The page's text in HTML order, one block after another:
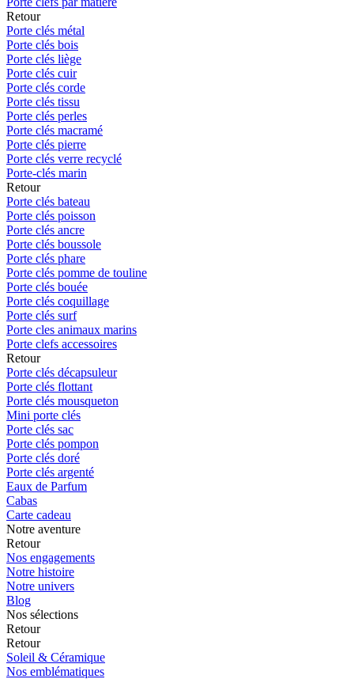
Retour
Porte clés métal
Porte clés bois
Porte clés liège
Porte clés cuir
Porte clés corde
Porte clés tissu
Porte clés perles
Porte clés macramé
Porte clés pierre
Porte clés verre recyclé
Porte-clés marin
Retour
Porte clés bateau
Porte clés poisson
Porte clés ancre
Porte clés boussole
Porte clés phare
Porte clés pomme de touline
Porte clés bouée
Porte clés coquillage
Porte clés surf
Porte cles animaux marins
Porte clefs accessoires
Retour
Porte clés décapsuleur
Porte clés flottant
Porte clés mousqueton
Mini porte clés
Porte clés sac
Porte clés pompon
Porte clés doré
Porte clés argenté
Eaux de Parfum
Cabas
Carte cadeau
Notre aventure
Retour
Nos engagements
Notre histoire
Notre univers
Blog
Nos sélections
Retour
Retour
Soleil & Céramique
Nos emblématiques